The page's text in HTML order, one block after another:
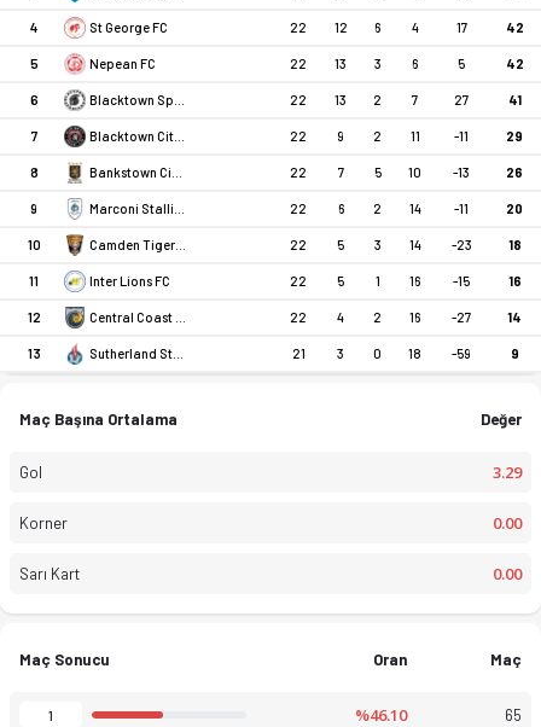
U20 NSW Premier Lig 2 Reserves, Kadınlar 2026 sezonu
4 St George FC 22 12 6 4 17 42
5 Nepean FC 22 13 3 6 5 42
6 22 13 2 7 27 41
7 22 9 2 11 -11 29
8 22 7 5 10 -13 26
9 22 6 2 14 -11 20
10 22 5 3 14 -23 18
11 Inter Lions FC 22 5 1 16 -15 16
12 22 4 2 16 -27 14
13 21 3 0 18 -59 9
Maç Başına Ortalama Değer
Gol 3.29
Korner 0.00
Sarı Kart 0.00
Maç Sonucu Oran Maç
1 %46.10 65